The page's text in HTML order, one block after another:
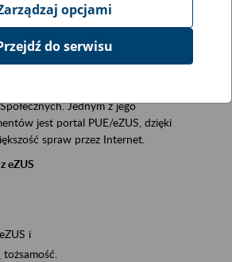
ZUS eZUS
Jednym z jego
jest portal PUE/eZUS, dzięki
spraw przez Internet.
eZUS
i
opcjami
do serwisu